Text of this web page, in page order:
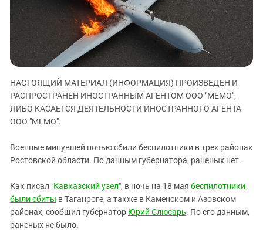
ЗАСТАВЛЯЕТ
КАВКАЗ ЗА ПАЛЕСТИНУ
ИНАКОМЫСЛИЕ В ЧЕЧНЕ
ПРЕСЛЕДОВАНИЕ АКТИВИСТОВ
МОБИЛИЗАЦИЯ И ПРОТЕСТЫ
Дагестан
Ингушетия
Кабардино-Балкария
Калмыкия
Карачаево-Черкесия
Краснодарский край
Нагорный Карабах
Ростовская область
СКФО
Ставропольский край
Чечня
НАСТОЯЩИЙ МАТЕРИАЛ (ИНФОРМАЦИЯ) ПРОИЗВЕДЕН И
РАСПРОСТРАНЕН ИНОСТРАННЫМ АГЕНТОМ ООО "МЕМО",
ЛИБО КАСАЕТСЯ ДЕЯТЕЛЬНОСТИ ИНОСТРАННОГО АГЕНТА
ООО "МЕМО".
Военные минувшей ночью сбили беспилотники в трех районах
Ростовской области. По данным губернатора, раненых нет.
Как писал "Кавказский узел", в ночь на 18 мая беспилотники
были сбиты в Таганроге, а также в Каменском и Азовском
районах, сообщил губернатор Юрий Слюсарь. По его данным,
раненых не было.